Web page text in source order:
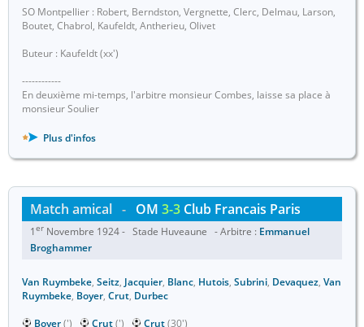
SO Montpellier : Robert, Berndston, Vergnette, Clerc, Delmau, Larson,
Boutet, Chabrol, Kaufeldt, Antherieu, Olivet
Buteur : Kaufeldt (xx')
------------
En deuxième mi-temps, l'arbitre monsieur Combes, laisse sa place à
monsieur Soulier
Plus d'infos
Match amical - OM 3-3 Club Francais Paris
1er Novembre 1924 - Stade Huveaune - Arbitre : Emmanuel
Broghammer
Van Ruymbeke, Seitz, Jacquier, Blanc, Hutois, Subrini, Devaquez, Van
Ruymbeke, Boyer, Crut, Durbec
Boyer(') Crut(') Crut(30')